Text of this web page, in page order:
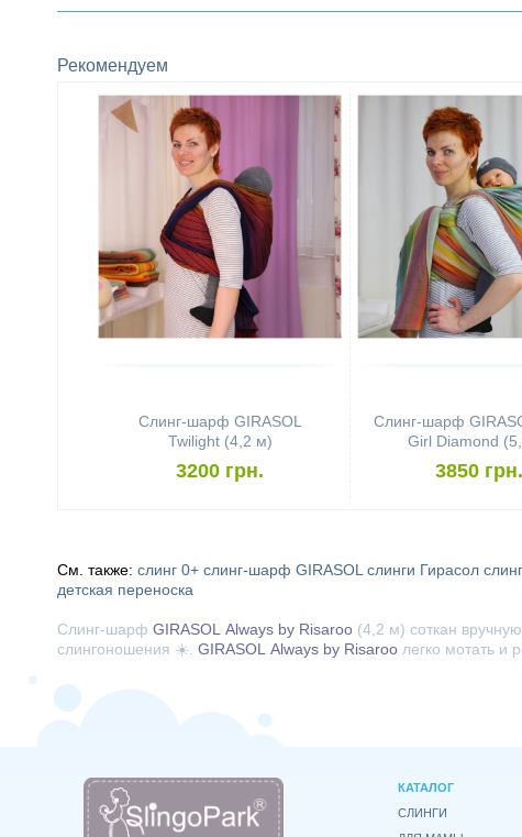
Рекомендуем
Слинг-шарф GIRASOL
Twilight (4,2 м)
3200 грн.
Слинг-шарф
Girl Diamond
3850 грн.
См. также: слинг 0+ слинг-шарф GIRASOL слинги Гирасол
детская переноска
Слинг-шарф GIRASOL Always by Risaroo (4,2 м) соткан
слингоношения ☀️. GIRASOL Always by Risaroo легко мотать и
КАТАЛОГ
СЛИНГИ